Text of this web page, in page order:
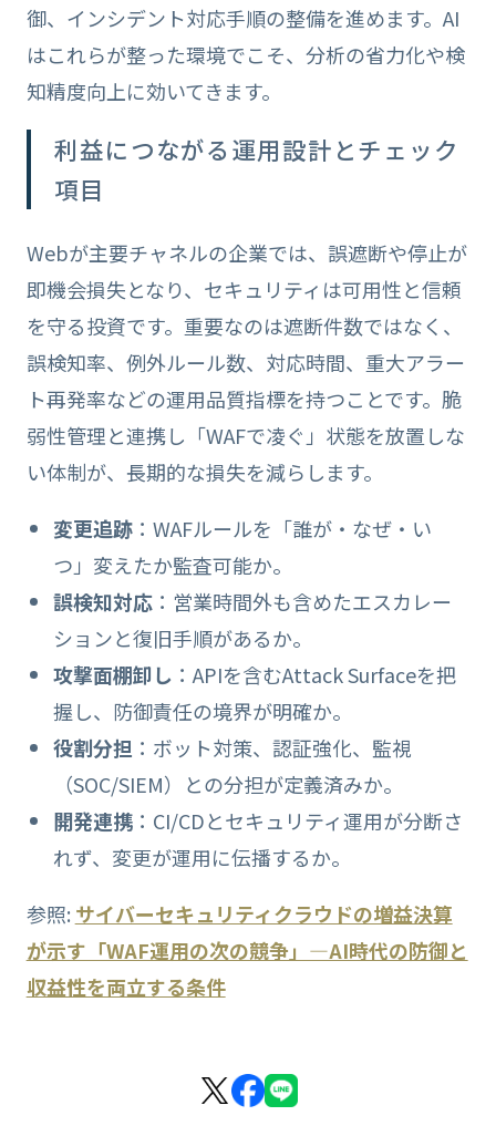
御、インシデント対応手順の整備を進めます。AI
はこれらが整った環境でこそ、分析の省力化や検
知精度向上に効いてきます。
利益につながる運用設計とチェック
項目
Webが主要チャネルの企業では、誤遮断や停止が
即機会損失となり、セキュリティは可用性と信頼
を守る投資です。重要なのは遮断件数ではなく、
誤検知率、例外ルール数、対応時間、重大アラー
ト再発率などの運用品質指標を持つことです。脆
弱性管理と連携し「WAFで凌ぐ」状態を放置しな
い体制が、長期的な損失を減らします。
変更追跡：WAFルールを「誰が・なぜ・い
つ」変えたか監査可能か。
誤検知対応：営業時間外も含めたエスカレー
ションと復旧手順があるか。
攻撃面棚卸し ：APIを含むAttack Surfaceを把
握し、防御責任の境界が明確か。
役割分担 ：ボット対策、認証強化、監視
（SOC/SIEM）との分担が定義済みか。
開発連携：CI/CDとセキュリティ運用が分断さ
れず、変更が運用に伝播するか。
参照: サイバーセキュリティクラウドの増益決算
が示す「WAF運用の次の競争」—AI時代の防御と
収益性を両立する条件